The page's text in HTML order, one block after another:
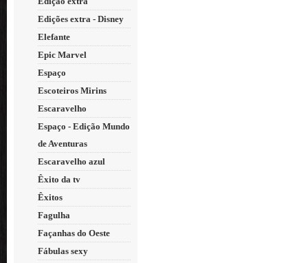
Edições extra - Disney
Elefante
Epic Marvel
Espaço
Escoteiros Mirins
Escaravelho
Espaço - Edição Mundo
de Aventuras
Escaravelho azul
Êxito da tv
Êxitos
Fagulha
Façanhas do Oeste
Fábulas sexy